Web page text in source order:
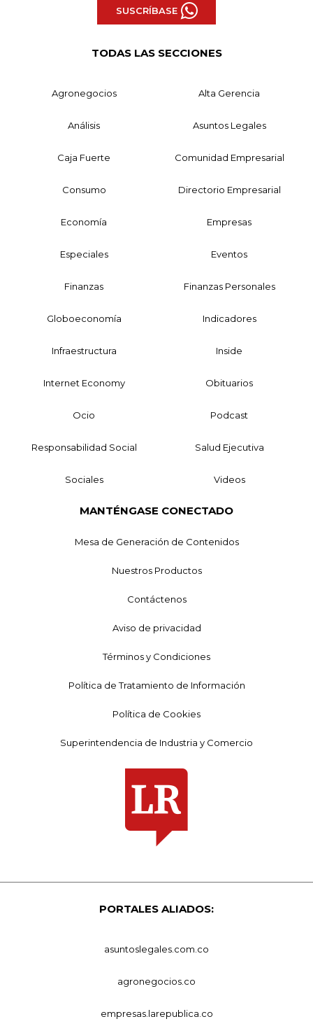
SUSCRÍBASE
TODAS LAS SECCIONES
Agronegocios Alta Gerencia
Análisis Asuntos Legales
Caja Fuerte Comunidad Empresarial
Consumo Directorio Empresarial
Economía Empresas
Especiales Eventos
Finanzas Finanzas Personales
Globoeconomía Indicadores
Infraestructura Inside
Internet Economy Obituarios
Ocio Podcast
Responsabilidad Social Salud Ejecutiva
Sociales Videos
MANTÉNGASE CONECTADO
Mesa de Generación de Contenidos
Nuestros Productos
Contáctenos
Aviso de privacidad
Términos y Condiciones
Política de Tratamiento de Información
Política de Cookies
Superintendencia de Industria y Comercio
PORTALES ALIADOS:
asuntoslegales.com.co
agronegocios.co
empresas.larepublica.co